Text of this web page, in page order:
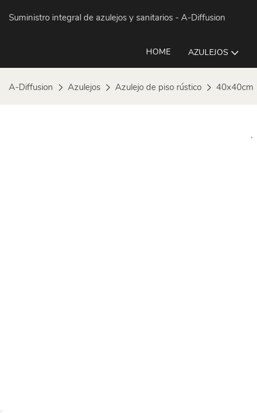
Suministro integral de azulejos y sanitarios - A-Diffusion
HOME AZULEJOS
A-Diffusion Azulejos Azulejo de piso rústico 40x40cm